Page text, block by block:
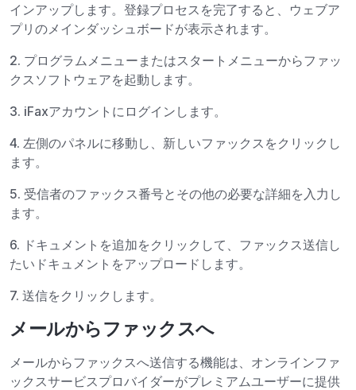
インアップします。登録プロセスを完了すると、ウェブア
プリのメインダッシュボードが表示されます。
2. プログラムメニューまたはスタートメニューからファッ
クスソフトウェアを起動します。
3. iFaxアカウントにログインします。
4. 左側のパネルに移動し、新しいファックスをクリックし
ます。
5. 受信者のファックス番号とその他の必要な詳細を入力し
ます。
6. ドキュメントを追加をクリックして、ファックス送信し
たいドキュメントをアップロードします。
7. 送信をクリックします。
メールからファックスへ
メールからファックスへ送信する機能は、オンラインファ
ックスサービスプロバイダーがプレミアムユーザーに提供